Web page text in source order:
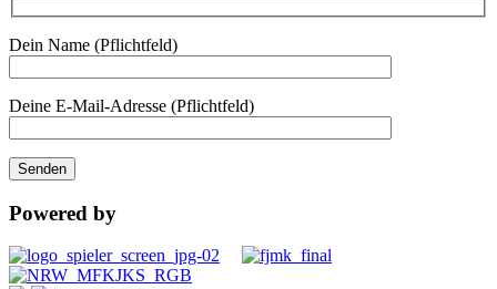
Dein Name (Pflichtfeld)
Deine E-Mail-Adresse (Pflichtfeld)
Powered by